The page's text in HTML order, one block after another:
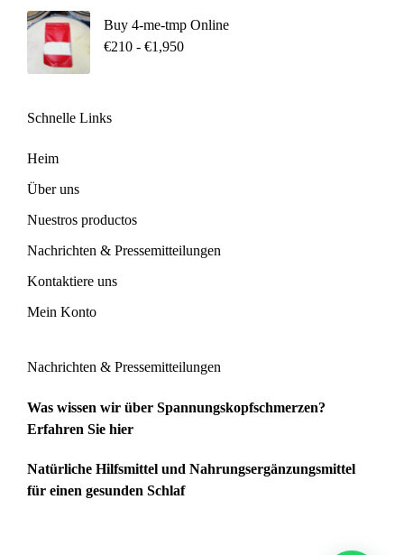
Buy 4-me-tmp Online
€210 - €1,950
Schnelle Links
Heim
Über uns
Nuestros productos
Nachrichten & Pressemitteilungen
Kontaktiere uns
Mein Konto
Nachrichten & Pressemitteilungen
Was wissen wir über Spannungskopfschmerzen?
Erfahren Sie hier
Natürliche Hilfsmittel und Nahrungsergänzungsmittel
für einen gesunden Schlaf